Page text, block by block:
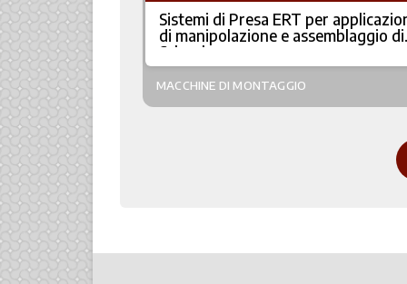
Sistemi di Presa ERT per
di manipolazione e assemblaggio di
Schunk
MACCHINE DI MONTAGGIO